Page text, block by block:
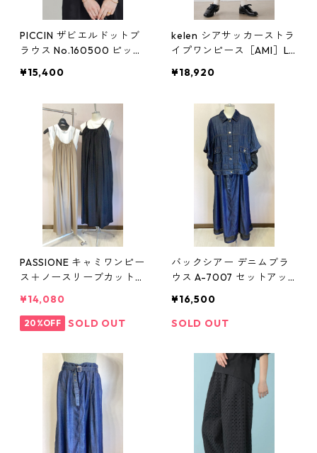
PICCIN ザビエルドットブ
ラウス No.160500 ピッチ
¥15,400
kelen シアサッカーストラ
イプワンピース［AMI］LK
Mサイズ ケレン
¥18,920
PASSIONE キャミワンピー
ス＋ノースリーブカットソ
ック/ベージュ 9号 Mサイ
ズ パシオーネ
¥14,080
20%OFF SOLD OUT
バックシアー デニムブラ
ウス A-7007 セットアッ
レディース Les Ageu レア
ージュ クリス
¥16,500
SOLD OUT